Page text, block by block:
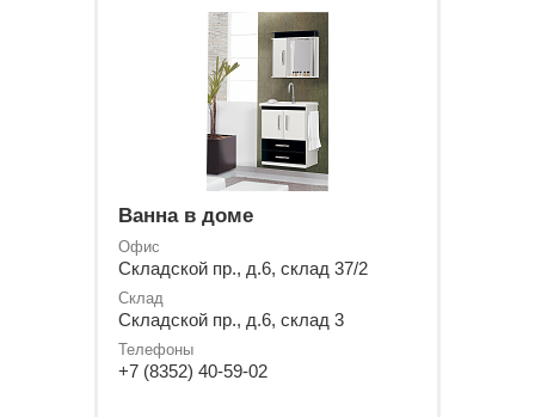
Ванна в доме
Офис
Складской пр., д.6, склад 37/2
Склад
Складской пр., д.6, склад 3
Телефоны
+7 (8352) 40-59-02